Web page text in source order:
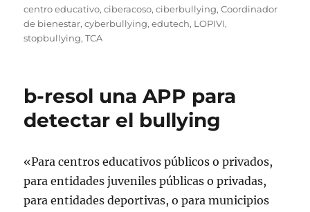
centro educativo,ciberacoso,ciberbullying,Coordinador
de bienestar,cyberbullying,edutech, LOPIVI,
stopbullying,TCA
b-resol una APP para
detectar el bullying
«Para centros educativos públicos o privados,
para entidades juveniles públicas o privadas,
para entidades deportivas, o para municipios